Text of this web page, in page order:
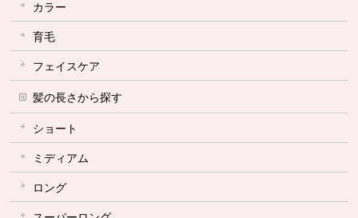
カラー
育毛
フェイスケア
髪の長さから探す
ショート
ミディアム
ロング